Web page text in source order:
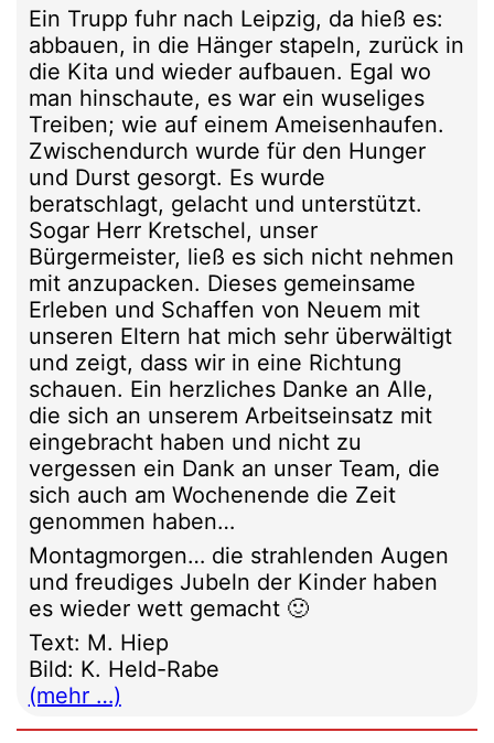
Ein Trupp fuhr nach Leipzig, da hieß es:
abbauen, in die Hänger stapeln, zurück in
die Kita und wieder aufbauen. Egal wo
man hinschaute, es war ein wuseliges
Treiben; wie auf einem Ameisenhaufen.
Zwischendurch wurde für den Hunger
und Durst gesorgt. Es wurde
beratschlagt, gelacht und unterstützt.
Sogar Herr Kretschel, unser
Bürgermeister, ließ es sich nicht nehmen
mit anzupacken. Dieses gemeinsame
Erleben und Schaffen von Neuem mit
unseren Eltern hat mich sehr überwältigt
und zeigt, dass wir in eine Richtung
schauen. Ein herzliches Danke an Alle,
die sich an unserem Arbeitseinsatz mit
eingebracht haben und nicht zu
vergessen ein Dank an unser Team, die
sich auch am Wochenende die Zeit
genommen haben…
Montagmorgen… die strahlenden Augen
und freudiges Jubeln der Kinder haben
es wieder wett gemacht 🙂
Text: M. Hiep
Bild: K. Held-Rabe
(mehr …)